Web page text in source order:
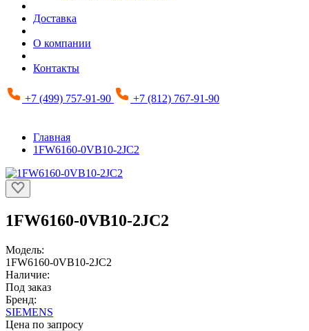
Доставка
О компании
Контакты
+7 (499) 757-91-90 +7 (812) 767-91-90
Главная
1FW6160-0VB10-2JC2
1FW6160-0VB10-2JC2
Модель:
1FW6160-0VB10-2JC2
Наличие:
Под заказ
Бренд:
SIEMENS
Цена по запросу